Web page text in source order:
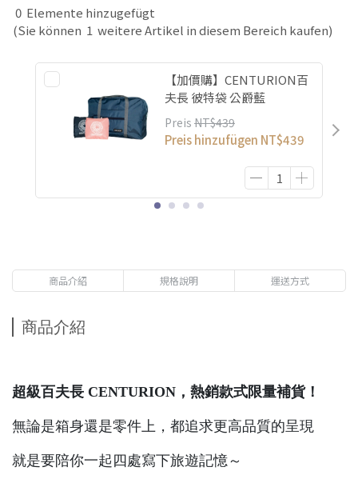
0 Elemente hinzugefügt
(Sie können 1 weitere Artikel in diesem Bereich kaufen)
【加價購】CENTURION百
夫長 彼特袋 公爵藍
Preis NT$439
Preis hinzufügen NT$439
商品介紹 規格說明 運送方式
商品介紹
超級百夫長 CENTURION，熱銷款式限量補貨！
無論是箱身還是零件上，都追求更高品質的呈現
就是要陪你一起四處寫下旅遊記憶～